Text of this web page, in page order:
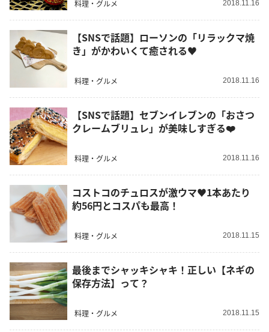
料理・グルメ 2018.11.16
【SNSで話題】ローソンの「リラックマ焼
き」がかわいくて癒される♥
料理・グルメ 2018.11.16
【SNSで話題】セブンイレブンの「おさつ
クレームブリュレ」が美味しすぎる❤️
料理・グルメ 2018.11.16
コストコのチュロスが激ウマ♥1本あたり
約56円とコスパも最高！
料理・グルメ 2018.11.15
最後までシャッキシャキ！正しい【ネギの
保存方法】って？
料理・グルメ 2018.11.15